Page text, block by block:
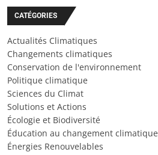
CATÉGORIES
Actualités Climatiques
Changements climatiques
Conservation de l'environnement
Politique climatique
Sciences du Climat
Solutions et Actions
Écologie et Biodiversité
Éducation au changement climatique
Énergies Renouvelables